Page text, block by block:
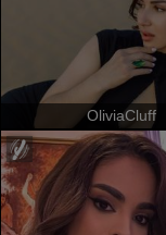
OliviaCluff